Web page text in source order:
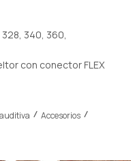
Accesorios
340, 360,
con conector FLEX